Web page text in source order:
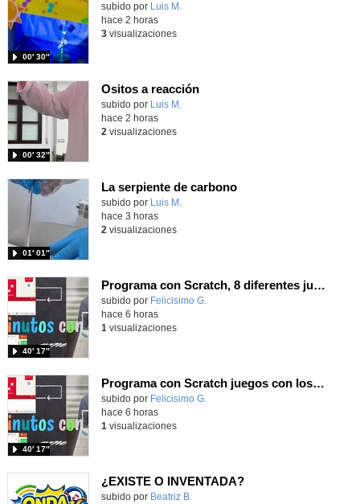
Contenido educativo.
subido por Luis M.
00′ 30″
hace 2 horas
3visualizaciones
Ositos a reacción
Contenido educativo.
subido por Luis M.
00′ 32″
hace 2 horas
2 visualizaciones
La serpiente de carbono
Contenido educativo.
subido por Luis M.
01′ 01″
hace 3 horas
2 visualizaciones
Programa con Scratch, 8 diferentes juegos para vivir la emoción de los partidos de España en el mundial 2026
Contenido educativo.
subido por Felicisimo G.
40′ 17″
hace 6 horas
1 visualizaciones
Programa con Scratch juegos con los partidos del mundial 2026 ganados por España
Contenido educativo.
subido por Felicisimo G.
40′ 17″
hace 6 horas
1 visualizaciones
¿EXISTE O INVENTADA?
Contenido educativo.
subido por Beatriz B.